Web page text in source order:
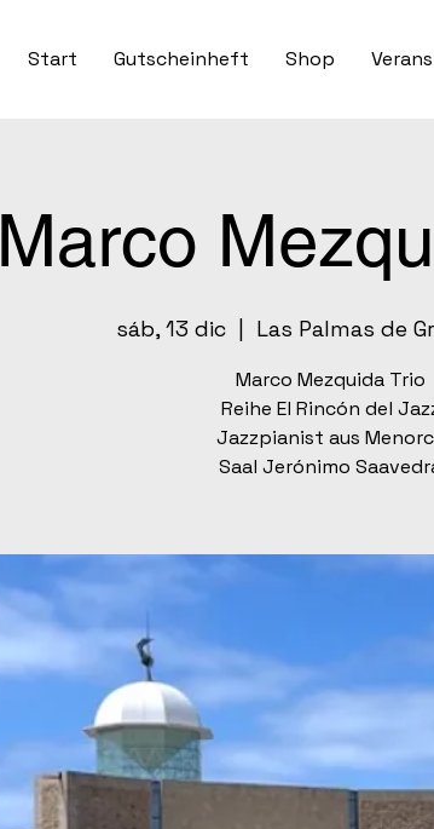
Start Gutscheinheft Shop
Marco
sáb, 13 dic
  |
Las Palmas de
Marco Mezquida Trio
Reihe El Rincón del
Jazzpianist aus
Saal Jerónimo